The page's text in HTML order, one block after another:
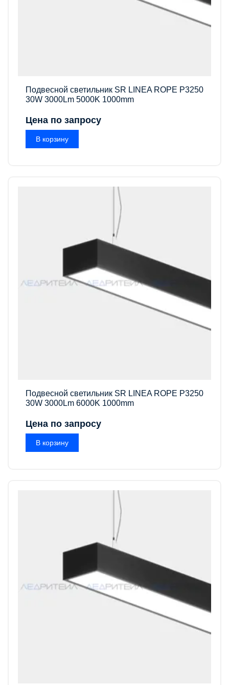
Подвесной светильник SR LINEA ROPE P3250
30W 3000Lm 5000K 1000mm
Цена по запросу
В корзину
Подвесной светильник SR LINEA ROPE P3250
30W 3000Lm 6000K 1000mm
Цена по запросу
В корзину